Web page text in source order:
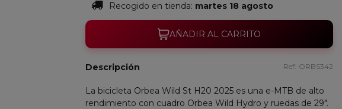
Recogido en tienda: martes 18 agosto
AÑADIR AL CARRITO
Descripción Ref: ORBS342
La bicicleta Orbea Wild St H20 2025 es una e-MTB de alto
rendimiento con cuadro Orbea Wild Hydro y ruedas de 29".